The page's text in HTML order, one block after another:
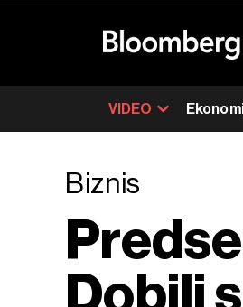
VIDEO
Biznis